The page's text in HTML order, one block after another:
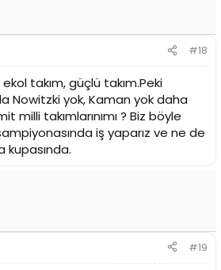
#18
takım, güçlü takım.Peki
Nowitzki yok, Kaman yok daha
milli takımlarınımı ? Biz böyle
iş yaparız ve ne de
kupasında.
#19